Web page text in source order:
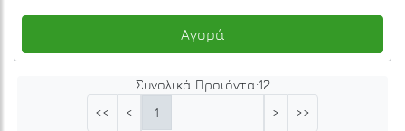
Αγορά
Συνολικά Προιόντα:12
<<
< 1 >
>>